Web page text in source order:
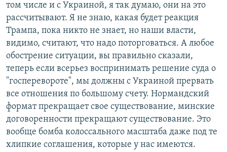
том числе и с Украиной, я так думаю, они на это
рассчитывают. Я не знаю, какая будет реакция
Трампа, пока никто не знает, но наши власти,
видимо, считают, что надо поторговаться. А любое
обострение ситуации, вы правильно сказали,
теперь если всерьез воспринимать решение суда о
"госперевороте", мы должны с Украиной прервать
все отношения по большому счету. Нормандский
формат прекращает свое существование, минские
договоренности прекращают существование. Это
вообще бомба колоссального масштаба даже под те
хлипкие соглашения, которые у нас имеются.